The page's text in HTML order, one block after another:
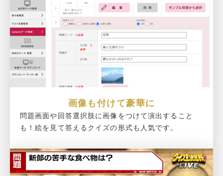
画像も付けて豪華に
問題画面や回答選択肢に画像をつけて演出すること
も！絵を見て答えるクイズの形式も人気です。